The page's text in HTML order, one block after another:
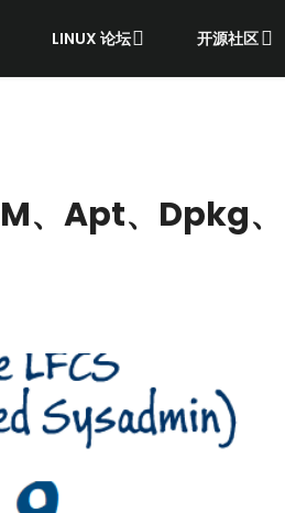
LINUX 论坛 开源社区
、Apt、Dpkg、